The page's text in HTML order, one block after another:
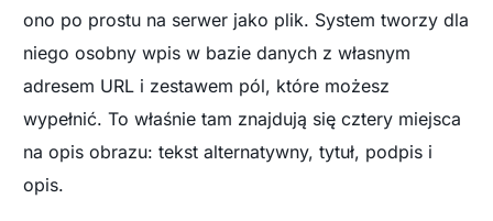
ono po prostu na serwer jako plik. System tworzy dla
niego osobny wpis w bazie danych z własnym
adresem URL i zestawem pól, które możesz
wypełnić. To właśnie tam znajdują się cztery miejsca
na opis obrazu: tekst alternatywny, tytuł, podpis i
opis.